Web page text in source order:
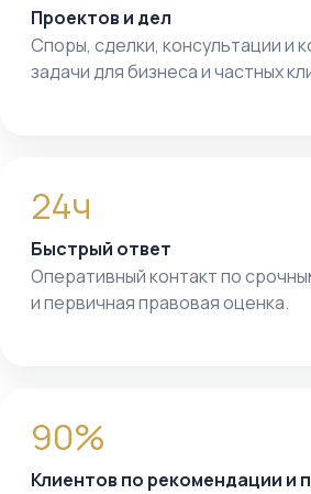
Проектов и дел
Споры, сделки, консультации и
задачи для бизнеса и частных
24ч
Быстрый ответ
Оперативный контакт по
и первичная правовая оценка.
90%
Клиентов по рекомендации и